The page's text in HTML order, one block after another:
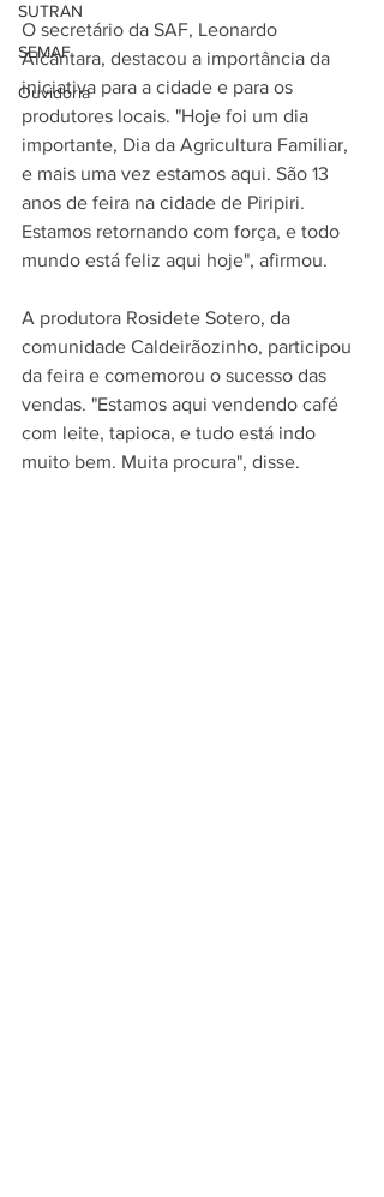
SUTRAN
SEMAF
Ouvidoria
O secretário da SAF, Leonardo
Alcântara, destacou a importância da
iniciativa para a cidade e para os
produtores locais. "Hoje foi um dia
importante, Dia da Agricultura Familiar,
e mais uma vez estamos aqui. São 13
anos de feira na cidade de Piripiri.
Estamos retornando com força, e todo
mundo está feliz aqui hoje", afirmou.
A produtora Rosidete Sotero, da
comunidade Caldeirãozinho, participou
da feira e comemorou o sucesso das
vendas. "Estamos aqui vendendo café
com leite, tapioca, e tudo está indo
muito bem. Muita procura", disse.